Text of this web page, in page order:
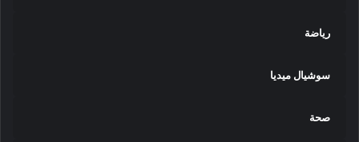
رياضة
سوشيال ميديا
صحة